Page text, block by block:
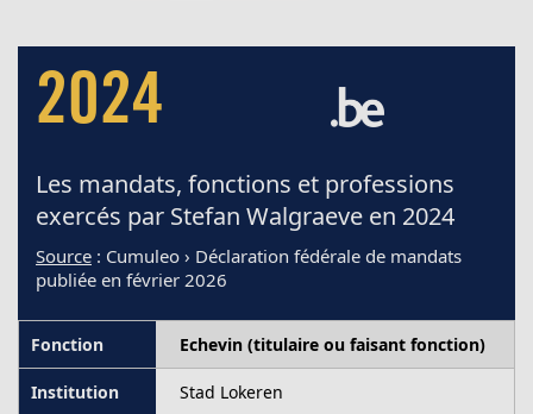
2024
Les mandats, fonctions et professions
exercés par Stefan Walgraeve en 2024
Source : Cumuleo › Déclaration fédérale de mandats
publiée en février 2026
Echevin (titulaire ou faisant fonction)
Stad Lokeren